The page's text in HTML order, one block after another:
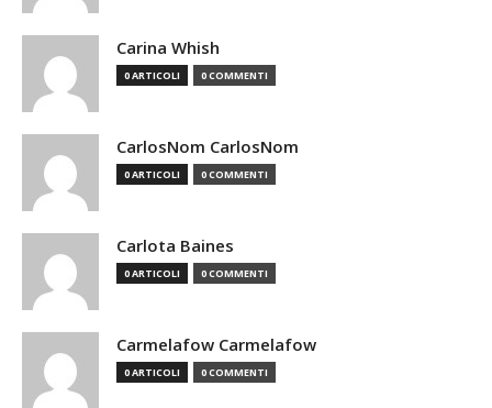
Carina Whish
0 ARTICOLI 0 COMMENTI
CarlosNom CarlosNom
0 ARTICOLI 0 COMMENTI
Carlota Baines
0 ARTICOLI 0 COMMENTI
Carmelafow Carmelafow
0 ARTICOLI 0 COMMENTI